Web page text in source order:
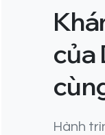
của
Hành